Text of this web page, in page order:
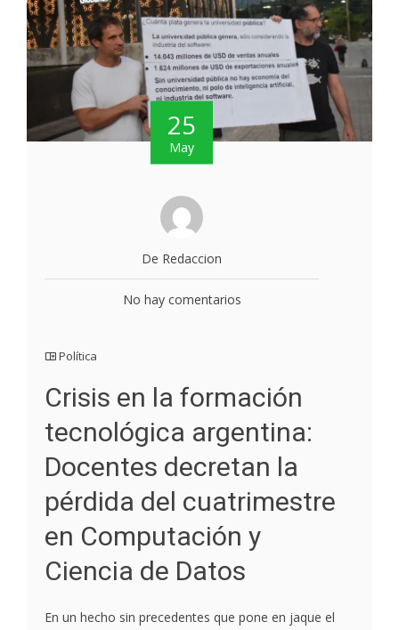
25
May
De Redaccion
No hay comentarios
Política
Crisis en la formación
tecnológica argentina:
Docentes decretan la
pérdida del cuatrimestre
en Computación y
Ciencia de Datos
En un hecho sin precedentes que pone en jaque el